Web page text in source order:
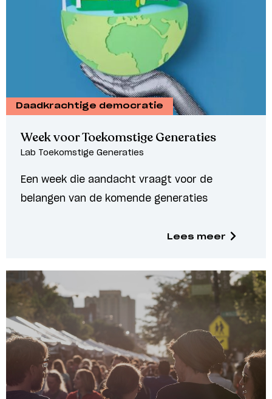
Daadkrachtige democratie
Week voor Toekomstige Generaties
Lab Toekomstige Generaties
Een week die aandacht vraagt voor de
belangen van de komende generaties
Lees meer